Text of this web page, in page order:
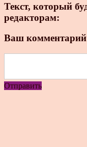
Текст, который
редакторам:
Ваш комментарий
Отправить